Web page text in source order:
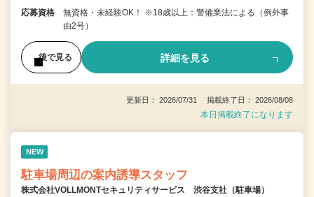
応募資格
無資格・未経験OK！ ※18歳以上：警備業法による（例外事
由2号）
後で見る 詳細を見る
更新日： 2026/07/31 掲載終了日： 2026/08/08
本日掲載終了になります
NEW
駐車場周辺の案内誘導スタッフ
株式会社VOLLMONTセキュリティサービス 渋谷支社（駐車場）